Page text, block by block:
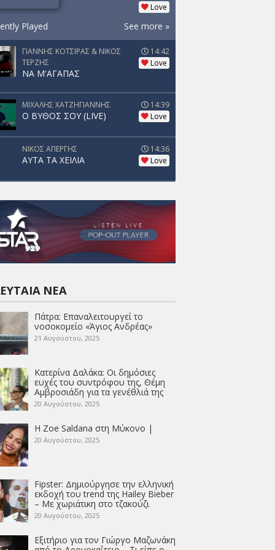
Love
Played See more »
ΓΙΑΝΝΗΣ ΚΟΤΣΙΡΑΣ & ΝΙΚΟΣ
ΤΕΡΖΗΣ
ΝΑ Μ'ΑΓΑΠΑΣ
14:42
Love
ΜΙΧΑΛΗΣ ΧΑΤΖΗΓΙΑΝΝΗΣ
Ο ΒΥΘΟΣ ΣΟΥ (LIVE)
14:39
Love
ΝΙΚΟΣ ΑΠΕΡΓΗΣ
ΑΥΤΑ ΤΑ ΧΕΙΛΙΑ
14:36
Love
ΝΈΑ
Πάτρα: Επαναλειτουργεί το
νοσοκομείο «Άγιος Ανδρέας»
21 Αυγούστου, 2025
Κατερίνα Δαλάκα: Οι δημόσιες
ευχές του συντρόφου της, Θέμη
Αμβροσιάδη για τα γενέθλιά της
20 Αυγούστου, 2025
Η Zoe Saldana στη Μύκονο |
20 Αυγούστου, 2025
Fipster: Δημιούργησε την ελληνική
εκδοχή του trend της Hailey Bieber
– Με χωριάτικη στο τζακούζι
20 Αυγούστου, 2025
Εξιτήριο για τον Γιώργο Μαζωνάκη